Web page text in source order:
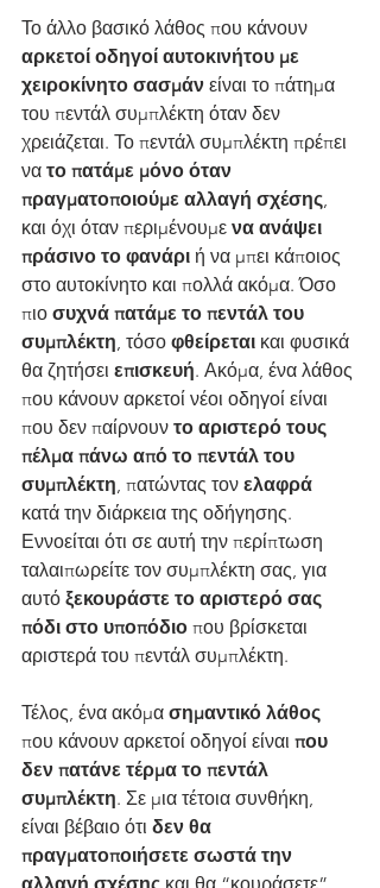
Το άλλο βασικό λάθος που κάνουν
αρκετοί οδηγοί αυτοκινήτου με
χειροκίνητο σασμάν είναι το πάτημα
του πεντάλ συμπλέκτη όταν δεν
χρειάζεται. Το πεντάλ συμπλέκτη πρέπει
να το πατάμε μόνο όταν
πραγματοποιούμε αλλαγή σχέσης,
και όχι όταν περιμένουμε να ανάψει
πράσινο το φανάρι ή να μπει κάποιος
στο αυτοκίνητο και πολλά ακόμα. Όσο
πιο συχνά πατάμε το πεντάλ του
συμπλέκτη, τόσο φθείρεται και φυσικά
θα ζητήσει επισκευή. Ακόμα, ένα λάθος
που κάνουν αρκετοί νέοι οδηγοί είναι
που δεν παίρνουν το αριστερό τους
πέλμα πάνω από το πεντάλ του
συμπλέκτη, πατώντας τον ελαφρά
κατά την διάρκεια της οδήγησης.
Εννοείται ότι σε αυτή την περίπτωση
ταλαιπωρείτε τον συμπλέκτη σας, για
αυτό ξεκουράστε το αριστερό σας
πόδι στο υποπόδιο που βρίσκεται
αριστερά του πεντάλ συμπλέκτη.
Τέλος, ένα ακόμα σημαντικό λάθος
που κάνουν αρκετοί οδηγοί είναι που
δεν πατάνε τέρμα το πεντάλ
συμπλέκτη. Σε μια τέτοια συνθήκη,
είναι βέβαιο ότι δεν θα
πραγματοποιήσετε σωστά την